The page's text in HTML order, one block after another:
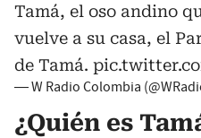
Tamá, el oso andino
vuelve a su casa, el
de Tamá.
— W Radio Colombia
¿Quién es